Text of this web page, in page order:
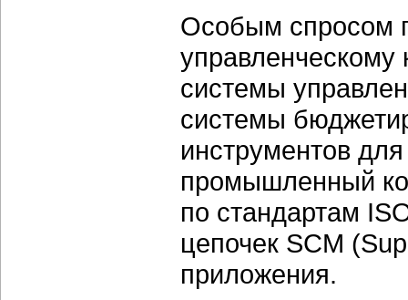
Особым спросом
управленческому
системы
системы
инструментов
промышленный
по стандартам
цепочек SCM
приложения.